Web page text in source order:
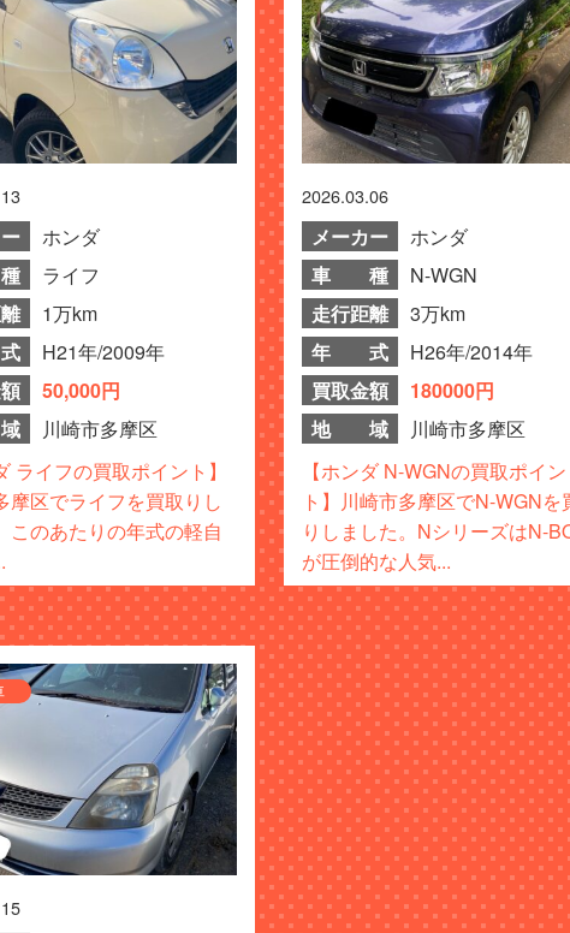
ホンダ
ライフ
1万km
H21年/2009年
50,000円
川崎市多摩区
ライフの買取ポイント】
摩区でライフを買取りし
このあたりの年式の軽自
2026.03.06
メーカー
ホンダ
車 種
N-WGN
走行距離
3万km
年 式
H26年/2014年
買取金額
180000円
地 域
川崎市多摩区
【ホンダ N-WGNの買取ポイン
ト】川崎市多摩区でN-WGNを
りしました。NシリーズはN-
が圧倒的な人気...